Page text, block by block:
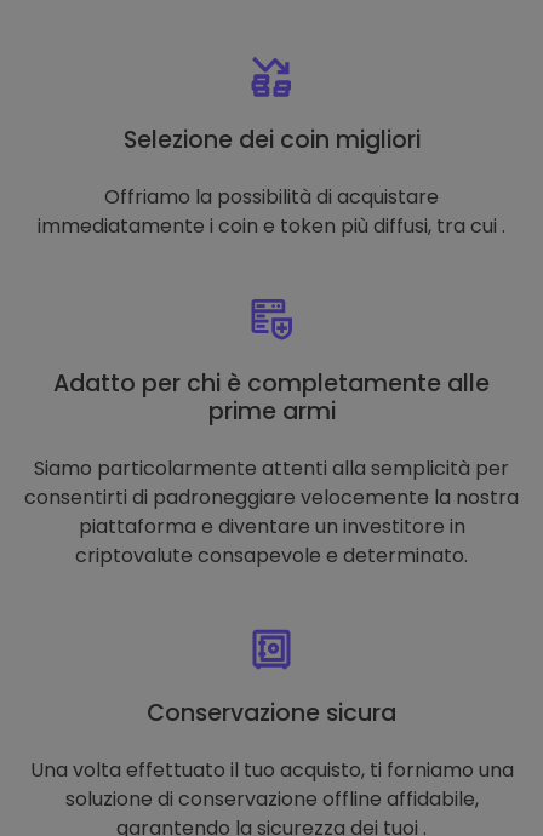
Selezione dei coin migliori
Offriamo la possibilità di acquistare
immediatamente i coin e token più diffusi, tra cui .
Adatto per chi è completamente alle
prime armi
Siamo particolarmente attenti alla semplicità per
consentirti di padroneggiare velocemente la nostra
piattaforma e diventare un investitore in
criptovalute consapevole e determinato.
Conservazione sicura
Una volta effettuato il tuo acquisto, ti forniamo una
soluzione di conservazione offline affidabile,
garantendo la sicurezza dei tuoi .